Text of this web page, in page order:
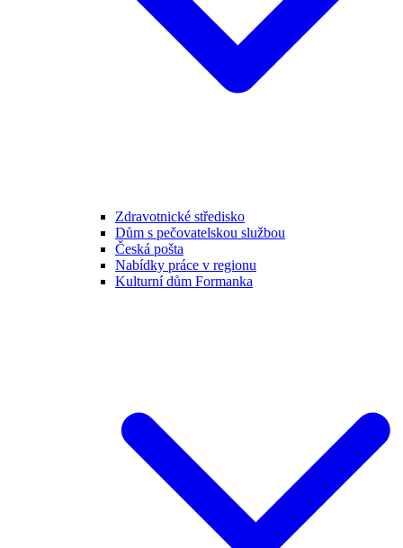
Zdravotnické středisko
Dům s pečovatelskou službou
Česká pošta
Nabídky práce v regionu
Kulturní dům Formanka